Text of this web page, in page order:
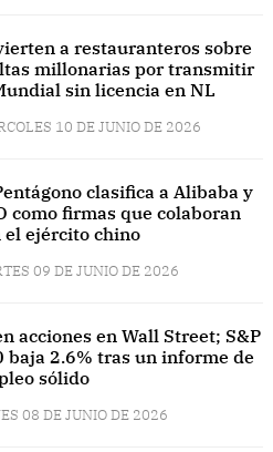
a restauranteros sobre
millonarias por transmitir
sin licencia en NL
10 DE JUNIO DE 2026
clasifica a Alibaba y
como firmas que colaboran
el ejército chino
09 DE JUNIO DE 2026
acciones en Wall Street; S&P
baja 2.6% tras un informe de
sólido
08 DE JUNIO DE 2026